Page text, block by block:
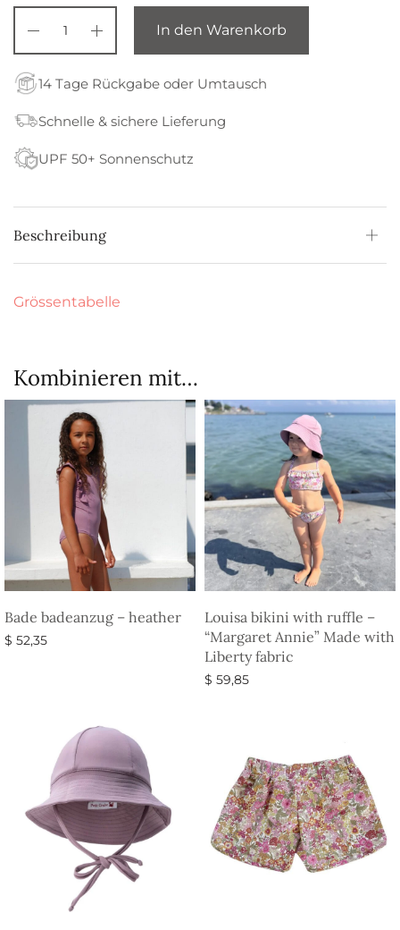
In den Warenkorb
14 Tage Rückgabe oder Umtausch
Schnelle & sichere Lieferung
UPF 50+ Sonnenschutz
Beschreibung
Grössentabelle
Kombinieren mit…
Bade badeanzug – heather
$ 52,35
Louisa bikini with ruffle –
“Margaret Annie” Made with
Liberty fabric
$ 59,85